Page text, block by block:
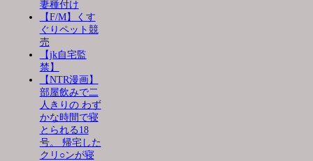
妻種付け
【F/M】くす
ぐりペット競
売
【jk自宅監
禁】
【NTR漫画】
部屋飲みで二
人きりの わず
かな時間で寝
とられる18
号。 帰宅した
クリ○ンが寝